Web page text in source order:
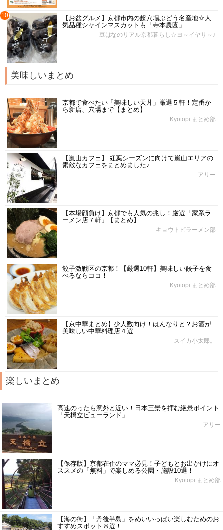
10
【お盆グルメ】京都市内の超穴場ぶどう名産地☆人
気品種シャインマスカットも「寺本農園」
豆はなのリアル京都暮らし☆ヨ～イヤサ～♪
美味しいまとめ
京都で食べたい「美味しい天丼」厳選５軒！定番か
ら新店、穴場まで【まとめ】
Kyotopi まとめ部
【嵐山カフェ】 紅葉シーズンに向けて嵐山エリアの
素敵なカフェをまとめました♪
アリー
【本場顔負け】京都でも人気の兆し！厳選「家系ラ
ーメン店７軒」【まとめ】
キョウトピラーメン部
餃子激戦区の京都！【厳選10軒】美味しい餃子を食
べるならココ！
Kyotopi まとめ部
【京中華まとめ】少人数向け！はんなりと？お酒が
美味しい中華料理店４選
スイカ小太郎。
楽しいまとめ
高速のったら意外と近い！日本三景を拝む絶景ポイント
「天橋立ビューランド」
アリー
【保存版】京都在住のママ必見！子どもとお出かけにオ
ススメの「無料」で楽しめる公園・施設10選！
Kyotopi まとめ部
【海の街】「丹後半島」をめいいっぱい楽しむためのお
すすめスポット８選！